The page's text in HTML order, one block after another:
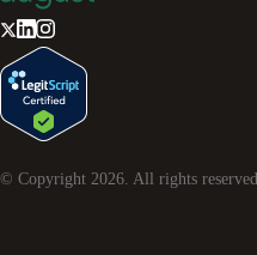
© Copyright 2026 . All rights reserved.